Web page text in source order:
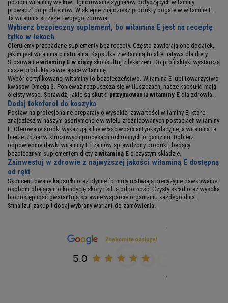
poziom witaminy we krwi. Ignorowanie sygnałów dotyczących witaminy
prowadzi do problemów. W sklepie znajdziesz produkty bogate w witaminę E.
Ta witamina strzeże Twojego zdrowia.
Wybierz bezpieczny suplement, bo witamina E jest na receptę
tylko w lekach
Oferujemy przebadane suplementy bez recepty. Często zawierają one dodatek,
jakim jest witamina c naturalna . Kapsułka z witaminą to alternatywa dla diety.
Stosowanie witaminy E w ciąży skonsultuj z lekarzem. Do profilaktyki wystarczą
nasze produkty zawierające witaminę.
Wybór certyfikowanej witaminy to bezpieczeństwo. Witamina E lubi towarzystwo
kwasów Omega-3. Ponieważ rozpuszcza się w tłuszczach, nasze kapsułki mają
oleisty wsad. Sprawdź, jakie są skutki przyjmowania witaminy E dla zdrowia.
Dodaj tokoferol do koszyka
Postaw na profesjonalne preparaty o wysokiej zawartości witaminy E, które
znajdziesz w naszym asortymencie w wielu zróżnicowanych postaciach witaminy
E. Oferowane środki wykazują silne właściwości antyoksydacyjne, a witamina ta
bierze udział w kluczowych procesach ochronnych organizmu. Dobierz
odpowiednie dawki witaminy E i zamów sprawdzony produkt, będący
bezpiecznym suplementem diety z witaminą E o czystym składzie.
Zainwestuj w zdrowie z najwyższej jakości witaminą E dostępną
od ręki
Skoncentrowane kapsułki oraz płynne formuły ułatwiają precyzyjne dawkowanie
osobom dbającym o kondycję skóry i silną odporność. Czysty skład oraz wysoka
biodostępność gwarantują sprawne wsparcie organizmu każdego dnia.
Sfinalizuj zakup i dodaj wybrany wariant do zamówienia.